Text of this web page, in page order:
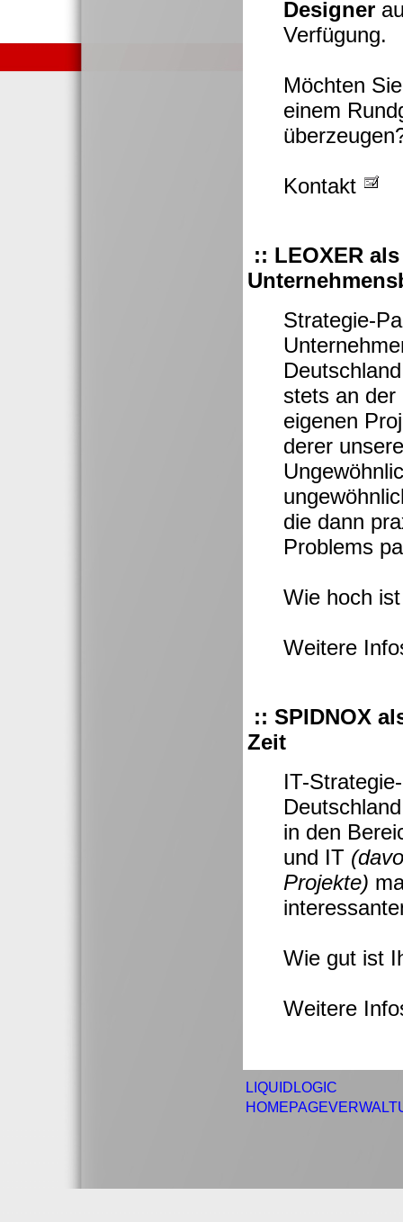
Designer
Verfügung.
Möchten
einem
Kontakt
:: LEOXER
Strategie-
stets an der
eigenen
derer
die dann
Problems
Wie hoch
Weitere
:: SPIDNOX
Zeit
IT-
in den
und IT
Projekte)
Wie gut ist
Weitere
LIQUIDLOGIC